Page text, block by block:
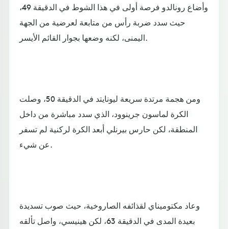
وأضاع رونالدو فرصة أولى في هذا الشوط في الدقيقة 49،
حيث سدد ضربة رأس من متابعة لعرضية من الجهة
اليمنى، لكنه وضعها بجوار القائم الأيسر.
ومن هجمة مرتدة سريعة ليونايتد في الدقيقة 50، وصلت
الكرة لماسون جرينوود، الذي سدد مباشرة من داخل
المنطقة، لكن حارس بيرنلي أبعد الكرة لركنية لم تسفر
عن شيء.
وعاد مكتوميناي لقذائفه الصاروخية، حيث صوب تسديدة
بعيدة المدى في الدقيقة 63، لكن هينيسي، واصل تألقه